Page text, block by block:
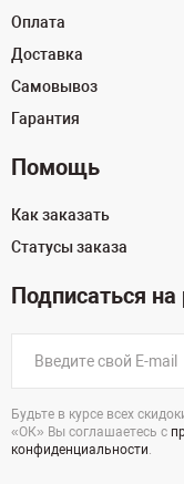
Оплата
Доставка
Самовывоз
Гарантия
Помощь
Как заказать
Статусы заказа
Подписаться
Будьте в курсе всех
«ОК» Вы соглашаетесь с
конфиденциальности.